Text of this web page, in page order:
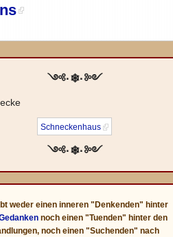
༺·❄·༻
Schneckenhaus
༺·❄·༻
weder einen inneren "Denkenden" hinter
noch einen "Tuenden" hinter den
noch einen "Suchenden" nach